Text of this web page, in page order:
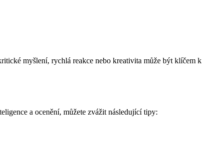
myšlení, rychlá reakce nebo kreativita může být klíčem k
a ocenění, můžete zvážit následující tipy: